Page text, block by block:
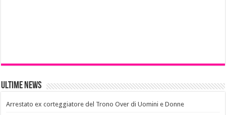
Ultime News
Arrestato ex corteggiatore del Trono Over di Uomini e Donne